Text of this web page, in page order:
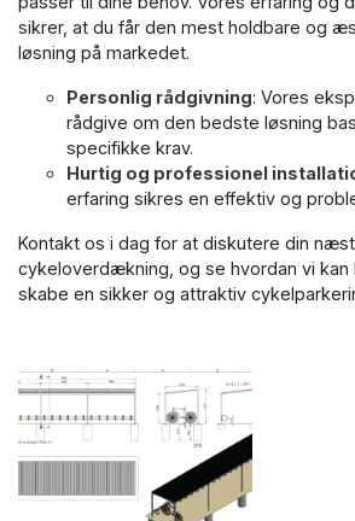
sikrer, at du får den mest holdbare og
løsning på markedet.
Personlig rådgivning: Vores
rådgive om den bedste løsning
specifikke krav.
Hurtig og professionel
erfaring sikres en effektiv og
Kontakt os i dag for at diskutere din
cykeloverdækning, og se hvordan vi
skabe en sikker og attraktiv